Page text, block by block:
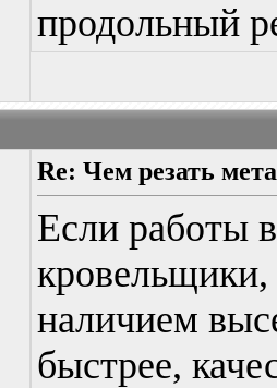
продольный
Re: Чем резать
Если работы
наличием
быстрее,